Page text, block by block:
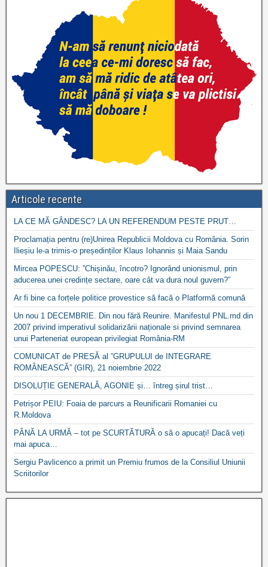
Articole recente
LA CE MĂ GÂNDESC? LA UN REFERENDUM PESTE PRUT…
Proclamația pentru (re)Unirea Republicii Moldova cu România. Sorin
Ilieșiu le-a trimis-o președinților Klaus Iohannis și Maia Sandu
Mircea POPESCU: ”Chișinău, încotro? Ignorând unionismul, prin
aducerea unei credințe sectare, oare cât va dura noul guvern?”
Ar fi bine ca forțele politice provestice să facă o Platformă comună
Un nou 1 DECEMBRIE. Din nou fără Reunire. Manifestul PNL.md din
2007 privind imperativul solidarizării naționale si privind semnarea
unui Parteneriat european privilegiat România-RM
COMUNICAT de PRESĂ al ”GRUPULUI de INTEGRARE
ROMÂNEASCĂ” (GIR), 21 noiembrie 2022
DISOLUȚIE GENERALĂ, AGONIE și… întreg șirul trist…
Petrișor PEIU: Foaia de parcurs a Reunificarii Romaniei cu
R.Moldova
PÂNĂ LA URMĂ – tot pe SCURTĂTURĂ o să o apucați! Dacă veți
mai apuca…
Sergiu Pavlicenco a primit un Premiu frumos de la Consiliul Uniunii
Scriitorilor